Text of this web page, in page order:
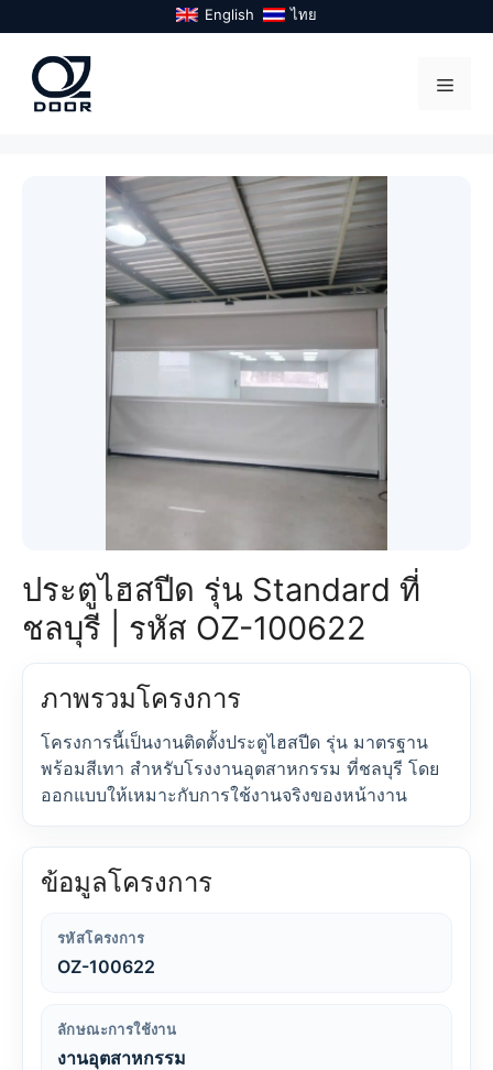
to
content
English ไทย
ประตูไฮสปีด รุ่น Standard ที่
ชลบุรี | รหัส OZ-100622
ภาพรวมโครงการ
โครงการนี้เป็นงานติดตั้งประตูไฮสปีด รุ่น มาตรฐาน
พร้อมสีเทา สำหรับโรงงานอุตสาหกรรม ที่ชลบุรี โดย
ออกแบบให้เหมาะกับการใช้งานจริงของหน้างาน
ข้อมูลโครงการ
รหัสโครงการ
OZ-100622
ลักษณะการใช้งาน
งานอุตสาหกรรม